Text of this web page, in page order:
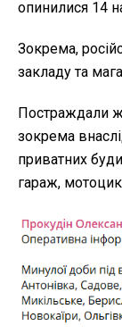
опинилися 14
Зокрема,
закладу та
Постраждали
зокрема
приватних
гараж,